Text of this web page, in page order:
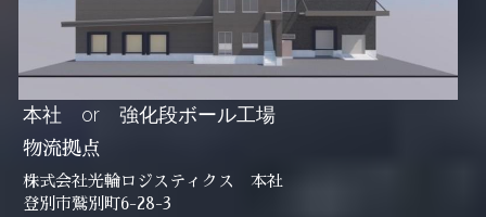
本社　or　強化段ボール工場
物流拠点
株式会社光輪ロジスティクス　本社
登別市鷲別町6-28-3